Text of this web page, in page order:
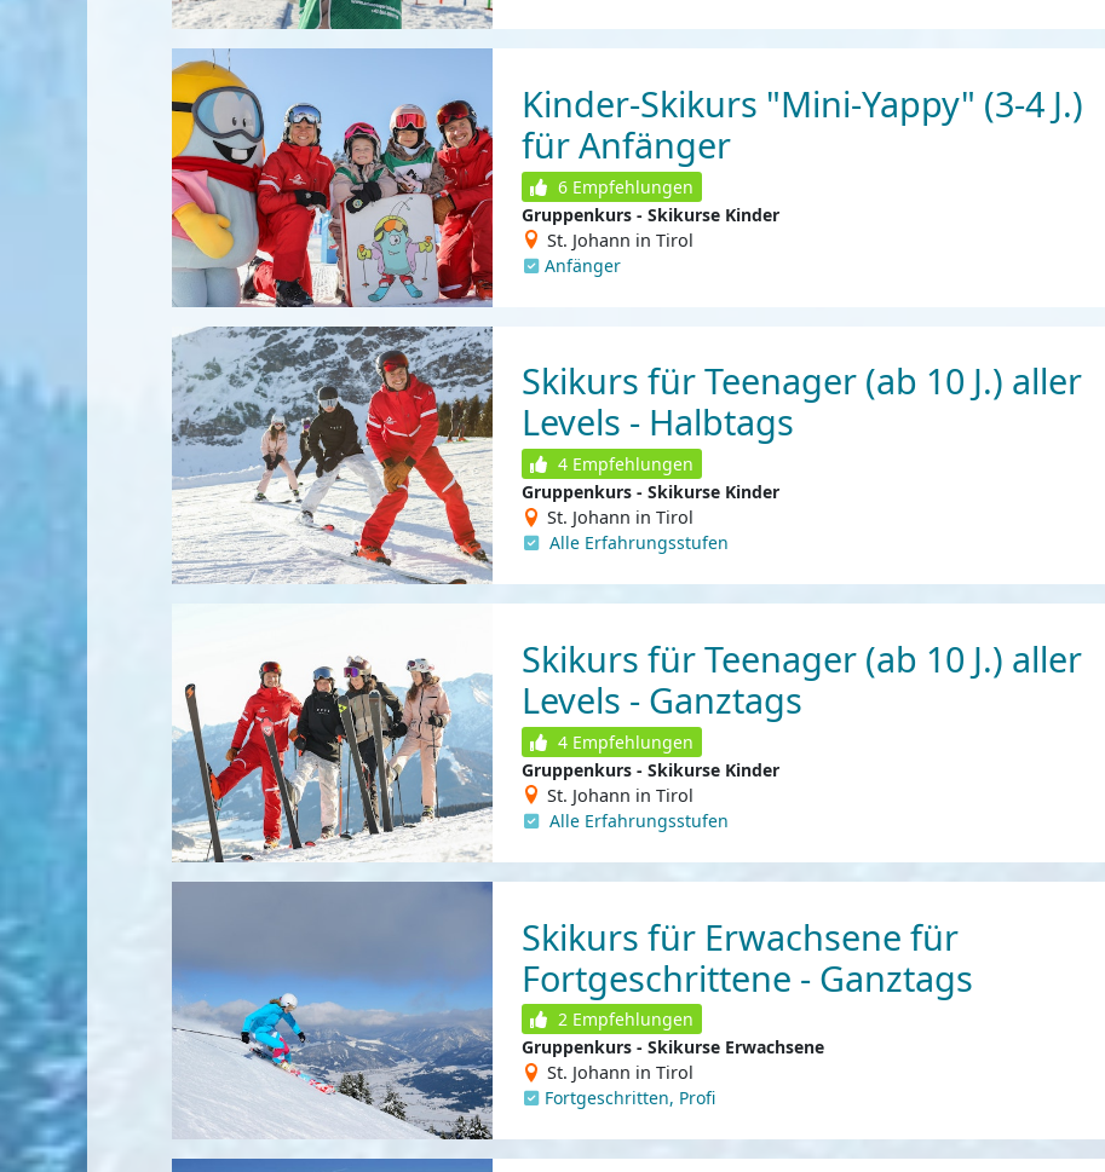
Kinder-Skikurs "Mini-Yappy" (3-4 J.)
für Anfänger
6Empfehlungen
Gruppenkurs - Skikurse Kinder
St. Johann in Tirol
Anfänger
Skikurs für Teenager (ab 10 J.) aller
Levels - Halbtags
4Empfehlungen
Gruppenkurs - Skikurse Kinder
St. Johann in Tirol
Alle Erfahrungsstufen
Skikurs für Teenager (ab 10 J.) aller
Levels - Ganztags
4Empfehlungen
Gruppenkurs - Skikurse Kinder
St. Johann in Tirol
Alle Erfahrungsstufen
Skikurs für Erwachsene für
Fortgeschrittene - Ganztags
2Empfehlungen
Gruppenkurs - Skikurse Erwachsene
St. Johann in Tirol
Fortgeschritten, Profi